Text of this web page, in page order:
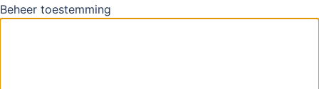
Beheer toestemming